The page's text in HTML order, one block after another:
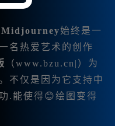
Midjourney始终是一
名热爱艺术的创作
（www.bzu.cn |）为
不仅是因为它支持中
.能使得😊绘图变得